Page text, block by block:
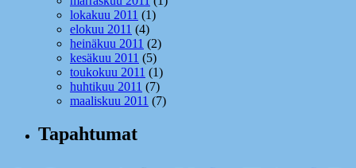
lokakuu 2011 (1)
elokuu 2011 (4)
heinäkuu 2011 (2)
kesäkuu 2011 (5)
toukokuu 2011 (1)
huhtikuu 2011 (7)
maaliskuu 2011 (7)
Tapahtumat